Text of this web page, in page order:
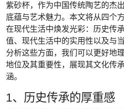
紫砂杯，作为中国传统陶艺的杰
底蕴与艺术魅力。本文将从四个
在现代生活中焕发光彩：历史传
值、现代生活中的实用性以及与
分析这些方面，我们可以更好地
地位及其重要性，展现其文化传
涵。
1、历史传承的厚重感